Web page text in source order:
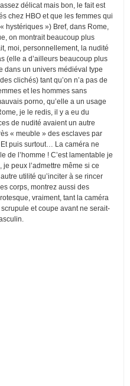
délicat mais bon, le fait est
chez HBO et que les femmes qui
hystériques ») Bref, dans Rome,
on montrait beaucoup plus
moi, personnellement, la nudité
(elle a d’ailleurs beaucoup plus
dans un univers médiéval type
clichés) tant qu’on n’a pas de
et les hommes sans
porno, qu’elle a un usage
je le redis, il y a eu du
de nudité avaient un autre
« meuble » des esclaves par
puis surtout… La caméra ne
de l’homme ! C’est lamentable je
peux l’admettre même si ce
utilité qu’inciter à se rincer
corps, montrez aussi des
vraiment, tant la caméra
et coupe avant ne serait-